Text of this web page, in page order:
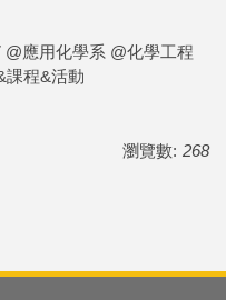
應用化學系 @化學工程
課程&活動
瀏覽數: 268